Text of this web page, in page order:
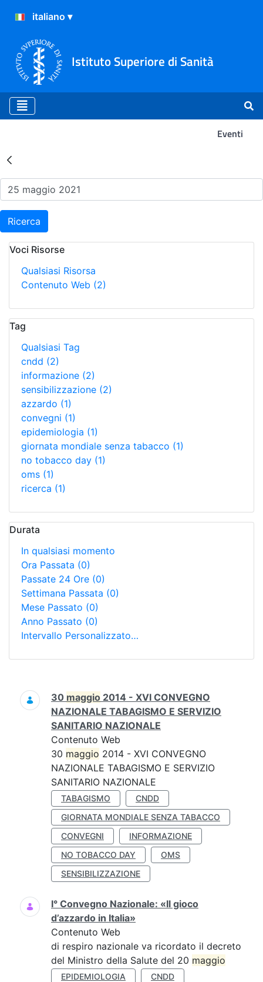
Istituto Superiore di Sanità
Eventi
Risultati della Ricerca -
Ricerca
Voci Risorse
Qualsiasi Risorsa
Contenuto Web (2)
Tag
Qualsiasi Tag
cndd (2)
informazione (2)
sensibilizzazione (2)
azzardo (1)
convegni (1)
epidemiologia (1)
giornata mondiale senza tabacco (1)
no tobacco day (1)
oms (1)
ricerca (1)
Durata
In qualsiasi momento
Ora Passata (0)
Passate 24 Ore (0)
Settimana Passata (0)
Mese Passato (0)
Anno Passato (0)
Intervallo Personalizzato…
Ricerca
30 maggio 2014 - XVI CONVEGNO
NAZIONALE TABAGISMO E SERVIZIO
SANITARIO NAZIONALE
Contenuto Web
30 maggio 2014 - XVI CONVEGNO
NAZIONALE TABAGISMO E SERVIZIO
SANITARIO NAZIONALE
TABAGISMO
CNDD
GIORNATA MONDIALE SENZA TABACCO
CONVEGNI
INFORMAZIONE
NO TOBACCO DAY
OMS
SENSIBILIZZAZIONE
I° Convegno Nazionale: «Il gioco
d’azzardo in Italia»
Contenuto Web
di respiro nazionale va ricordato il decreto
del Ministro della Salute del 20 maggio
EPIDEMIOLOGIA
CNDD